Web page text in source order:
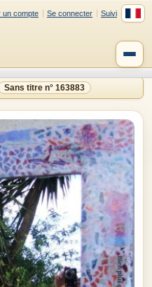
un compte Se connecter Suivi
Sans titre n° 163883